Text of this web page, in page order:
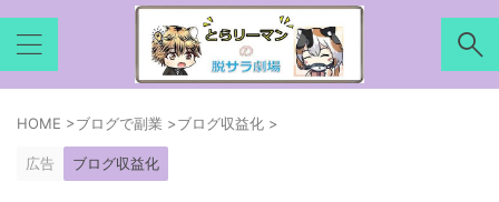
HOME >ブログで副業 >ブログ収益化 >
広告 ブログ収益化